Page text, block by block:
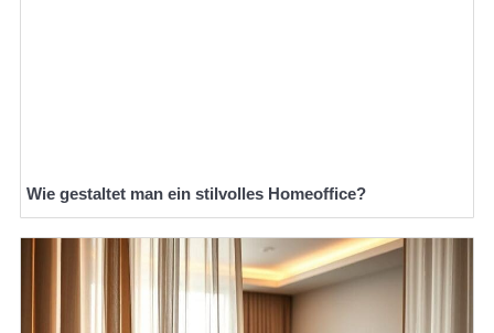
Wie gestaltet man ein stilvolles Homeoffice?